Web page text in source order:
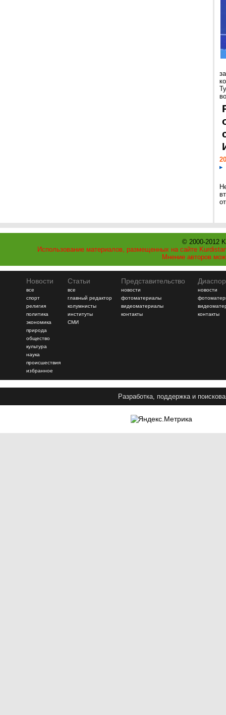
© 2000-2012
Использование материалов, размещенных на сайте
Мнение авторов
Новости
все
спорт
религия
политика
экономика
природа
общество
культура
наука
происшествия
избранное
Статьи
все
главный редактор
колумнисты
институты
СМИ
Представительство
новости
фотоматериалы
видеоматериалы
контакты
новости
контакты
Разработка, поддержка и